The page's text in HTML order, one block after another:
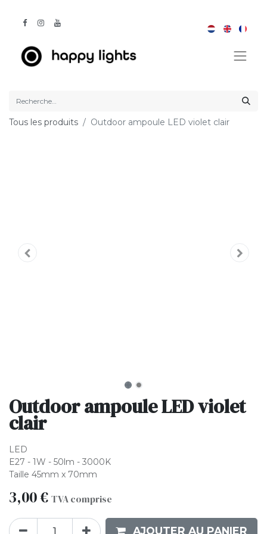
Tous les produits Outdoor ampoule LED violet clair
Outdoor ampoule LED violet
clair
LED
E27 - 1W - 50lm - 3000K
Taille 45mm x 70mm
3,00€ TVA comprise
AJOUTER AU PANIER